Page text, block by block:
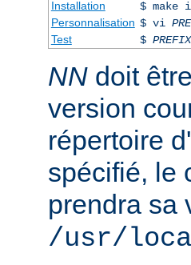
Installation
$ make
Personnalisation $ vi
Test
$ PREFIX
NN doit
version
répertoire
spécifié, le
prendra sa
/usr/